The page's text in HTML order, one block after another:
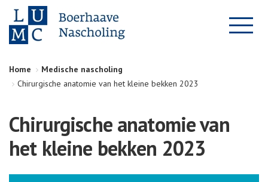
Home
Medische nascholing
Chirurgische anatomie van het kleine bekken 2023
Chirurgische anatomie van
het kleine bekken 2023